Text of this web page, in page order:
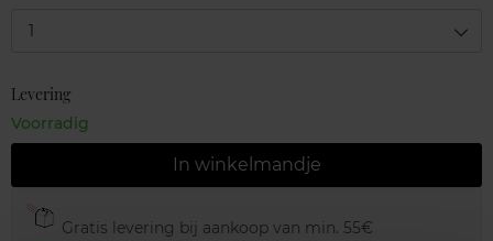
1
Levering
Voorradig
In winkelmandje
Gratis levering bij aankoop van min. 55€